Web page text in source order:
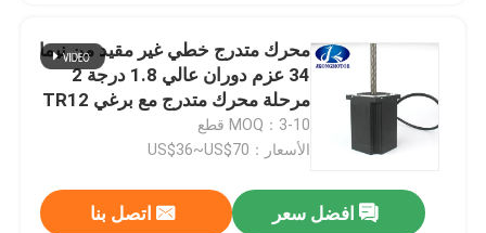
معلومات عنا
جولة في المعمل
محرك متدرج خطي غير مقيد من نيما
34 عزم دوران عالي 1.8 درجة 2
مرحلة محرك متدرج مع برغي TR12
لجهاز التوجيه باستخدام الحاسب
الآلي
MOQ：3-10 قطع
الأسعار：US$36~US$70
افضل سعر اتصل بنا